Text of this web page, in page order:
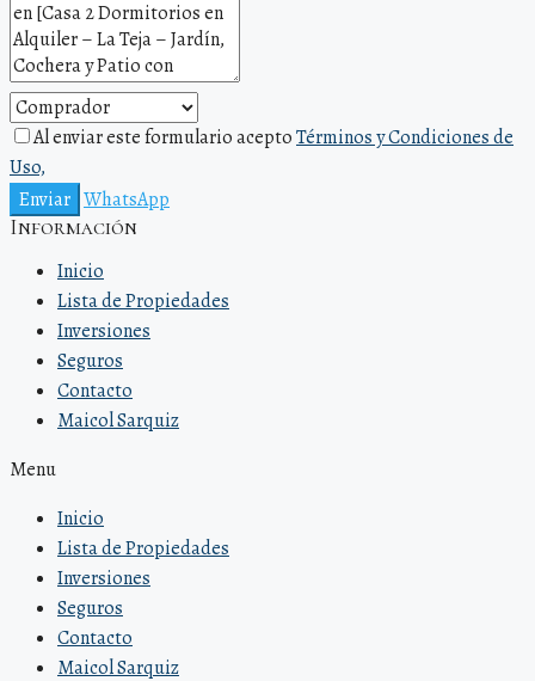
Al enviar este formulario aceptoTérminos y Condiciones de
Uso,
Enviar WhatsApp
Información
Inicio
Lista de Propiedades
Inversiones
Seguros
Contacto
Maicol Sarquiz
Menu
Inicio
Lista de Propiedades
Inversiones
Seguros
Contacto
Maicol Sarquiz